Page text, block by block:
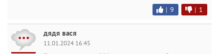
| 9 | 1
дядя вася
11.01.2024 16:45